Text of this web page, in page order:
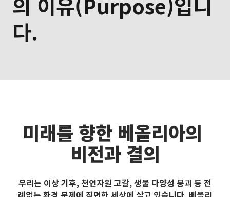
다.
미래를 향한 베올리아의
비전과 결의
우리는 이상 기후, 천연자원 고갈, 생물 다양성 붕괴 등 전